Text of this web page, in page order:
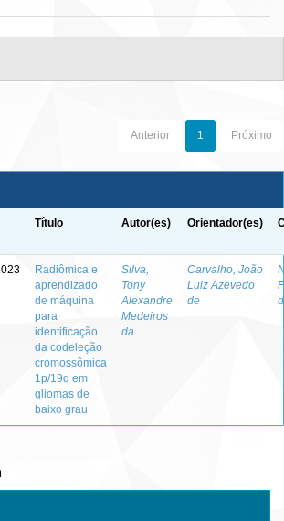
Anterior 1 Próximo
Título Autor(es) Orientador(es)
Radiômica e
aprendizado
de máquina
para
identificação
da codeleção
cromossômica
1p/19q em
gliomas de
baixo grau
Silva,
Tony
Alexandre
Medeiros
da
Carvalho, João
Luiz Azevedo
de